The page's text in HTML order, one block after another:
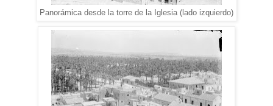
Panorámica desde la torre de la Iglesia (lado izquierdo)